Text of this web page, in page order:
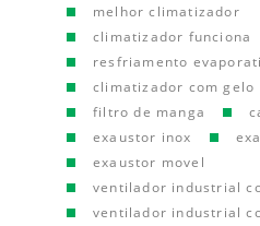
melhor climatizador
climatizador funciona
resfriamento
climatizador com gelo
filtro de manga
exaustor inox
exaustor movel
ventilador industrial
ventilador industrial